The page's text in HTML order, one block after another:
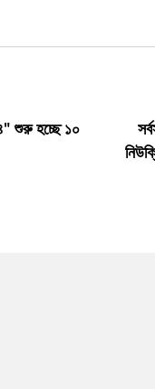
শুরু হচ্ছে ১০